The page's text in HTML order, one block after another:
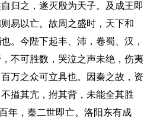
归之，遂灭殷为天子。及成王即
易以亡。故周之盛时，天下和
。今陛下起丰、沛，卷蜀、汉，
不可胜数，哭泣之声未绝，伤夷
万之众可立具也。因秦之故，资
搤其亢，拊其背，未能全其胜
年，秦二世即亡。洛阳东有成